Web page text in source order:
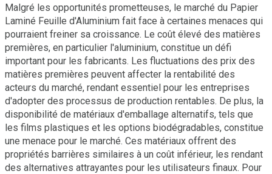
Malgré les opportunités prometteuses, le marché du Papier
Laminé Feuille d'Aluminium fait face à certaines menaces qui
pourraient freiner sa croissance. Le coût élevé des matières
premières, en particulier l'aluminium, constitue un défi
important pour les fabricants. Les fluctuations des prix des
matières premières peuvent affecter la rentabilité des
acteurs du marché, rendant essentiel pour les entreprises
d'adopter des processus de production rentables. De plus, la
disponibilité de matériaux d'emballage alternatifs, tels que
les films plastiques et les options biodégradables, constitue
une menace pour le marché. Ces matériaux offrent des
propriétés barrières similaires à un coût inférieur, les rendant
des alternatives attrayantes pour les utilisateurs finaux. Pour